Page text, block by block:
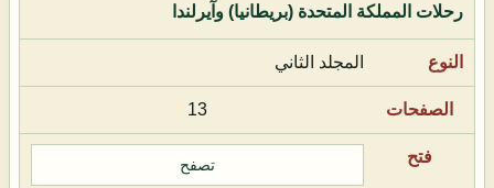
رحلات المملكة المتحدة (بريطانيا) وآيرلندا
المجلد الثاني
13
تصفح